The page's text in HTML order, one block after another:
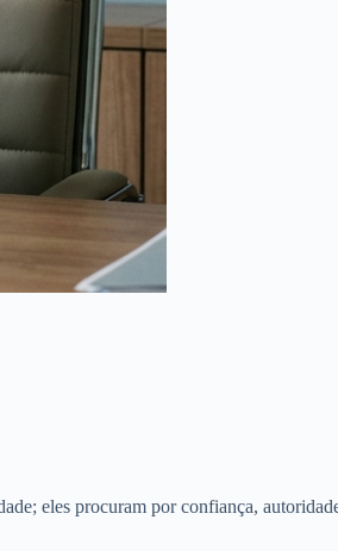
eles procuram por confiança,